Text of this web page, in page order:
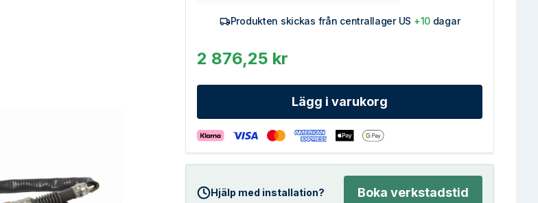
Produkten skickas från centrallager US +10 dagar
2 876,25 kr
Lägg i varukorg
Hjälp med installation? Boka verkstadstid